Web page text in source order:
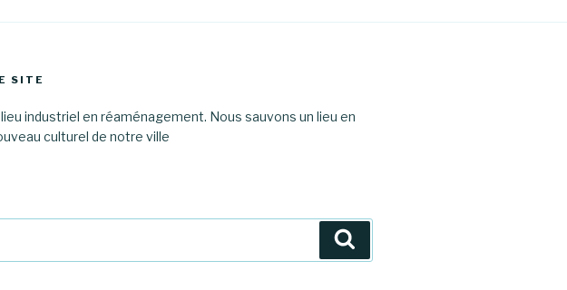
SITE
industriel en réaménagement. Nous sauvons un lieu en
culturel de notre ville